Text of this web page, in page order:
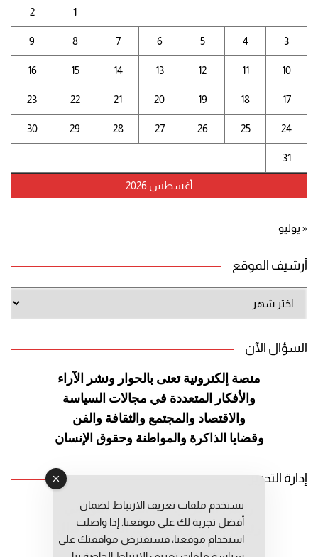
أغسطس 2026
1
2
3
4
5
6
7
8
9
10
11
12
13
14
15
16
17
18
19
20
21
22
23
24
25
26
27
28
29
30
31
« يوليو
أرشيف الموقع
الموقع
السؤال الآن
منصة إلكترونية تعنى بالحوار ونشر الآراء
والأفكار المتعددة في مجالات السياسة
والاقتصاد والمجتمع والثقافة والفن
وقضايا الذاكرة والمواطنة وحقوق الإنسان
إدارة التحرير
رئيس التحرير: عبد الرحيم التوراني
رئيس التحرير المساعد: المعطي قبال
مديرة التحرير: فاطمة حوحو
نستخدم ملفات تعريف الارتباط لضمان
أفضل تجربة لك على موقعنا. إذا واصلت
استخدام موقعنا، فسنفترض موافقتك على